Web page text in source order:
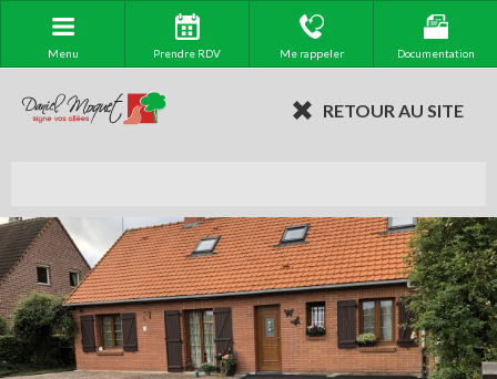
Menu Prendre RDV Me rappeler Documentation
RETOUR AU SITE